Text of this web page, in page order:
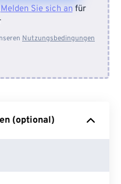
Melden Sie sich anfür
Nutzungsbedingungen
(optional)